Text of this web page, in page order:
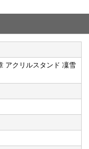
アクリルスタンド 凜雪